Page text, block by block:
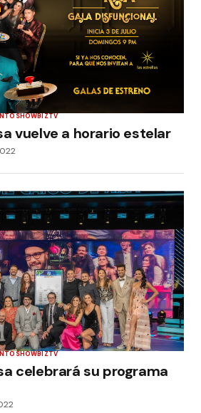
SHOWBIZTV
vuelve a horario estelar
SHOWBIZTV
celebrará su programa